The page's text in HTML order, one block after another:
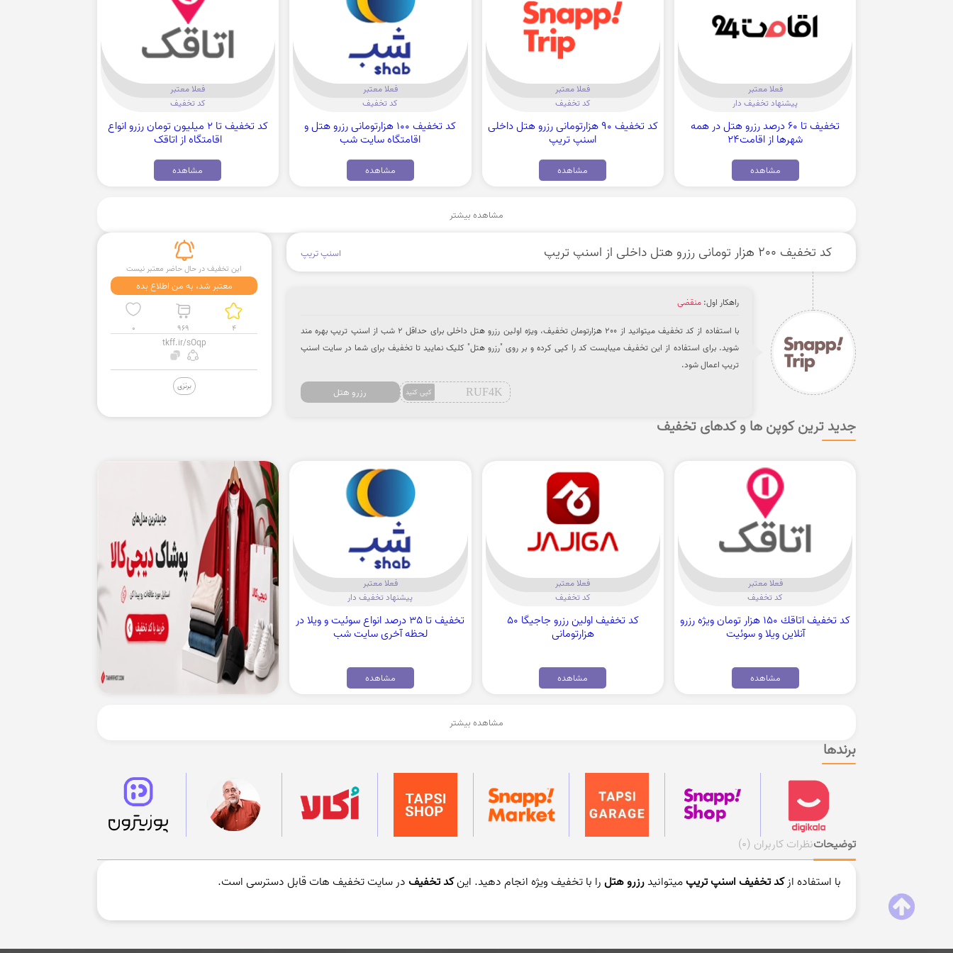
فعلا معتبر
پیشنهاد تخفیف دار
تخفیف تا 60 درصد رزرو هتل در همه
شهرها از اقامت24
مشاهده
فعلا معتبر
کد تخفیف
کد تخفیف 90 هزارتومانی رزرو هتل داخلی
اسنپ تریپ
مشاهده
فعلا معتبر
کد تخفیف
کد تخفیف 100 هزارتومانی رزرو هتل و
اقامتگاه سایت شب
مشاهده
فعلا معتبر
کد تخفیف
کد تخفیف تا 2 میلیون تومان رزرو انواع
اقامتگاه از اتاقک
مشاهده
مشاهده بیشتر
کد تخفیف 200 هزار تومانی رزرو هتل داخلی از اسنپ تریپ اسنپ تریپ
این تخفیف در حال حاضر معتبر نیست
معتبر شد، به من اطلاع بده
0 969 4
tkff.ir/sOqp
برنزی
راهکار اول:منقضی
با استفاده از کد تخفیف میتوانید از 200 هزارتومان تخفیف، ویژه اولین رزرو هتل داخلی برای حداقل 2 شب از اسنپ تریپ بهره مند
شوید. برای استفاده از این تخفیف میبایست کد را کپی کرده و بر روی "رزرو هتل" کلیک نمایید تا تخفیف برای شما در سایت اسنپ
تریپ اعمال شود.
RUF4K کپی کنید رزرو هتل
جدید ترین کوپن ها و کدهای تخفیف
فعلا معتبر
کد تخفیف
كد تخفيف اتاقك 150 هزار تومان ویژه رزرو
آنلاین ویلا و سوئیت
مشاهده
فعلا معتبر
کد تخفیف
کد تخفیف اولین رزرو جاجیگا 50
هزارتومانی
مشاهده
فعلا معتبر
پیشنهاد تخفیف دار
تخفیف تا 35 درصد انواع سوئیت و ویلا در
لحظه آخری سایت شب
مشاهده
مشاهده بیشتر
برندها
توضیحاتنظرات کاربران (0)
با استفاده از کد تخفیف اسنپ تریپ میتوانیدرزرو هتل را با تخفیف ویژه انجام دهید. این کد تخفیف در سایت تخفیف هات قابل دسترسی است.